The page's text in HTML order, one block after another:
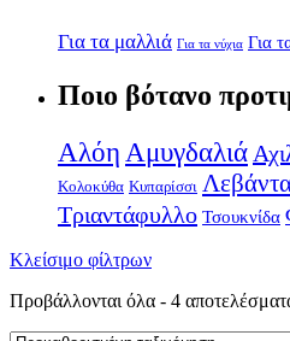
Για τα μαλλιά Για τα νύχια Για
Ποιο βότανο
Αλόη Αμυγδαλιά
Κολοκύθα Κυπαρίσσι
Τριαντάφυλλο Τσουκνίδα
Κλείσιμο φίλτρων
Προβάλλονται όλα - 4